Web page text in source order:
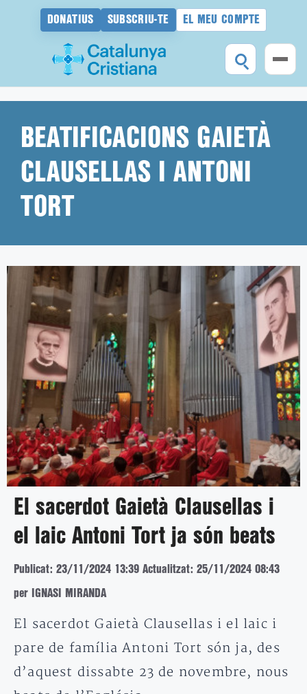
DONATIUS SUBSCRIU-TE EL MEU COMPTE
contingutBEATIFICACIONS GAIETÀ
CLAUSELLAS I ANTONI
TORT
El sacerdot Gaietà Clausellas i
el laic Antoni Tort ja són beats
Publicat: 23/11/2024 13:39 Actualitzat: 25/11/2024 08:43
per IGNASI MIRANDA
El sacerdot Gaietà Clausellas i el laic i
pare de família Antoni Tort són ja, des
d’aquest dissabte 23 de novembre, nous